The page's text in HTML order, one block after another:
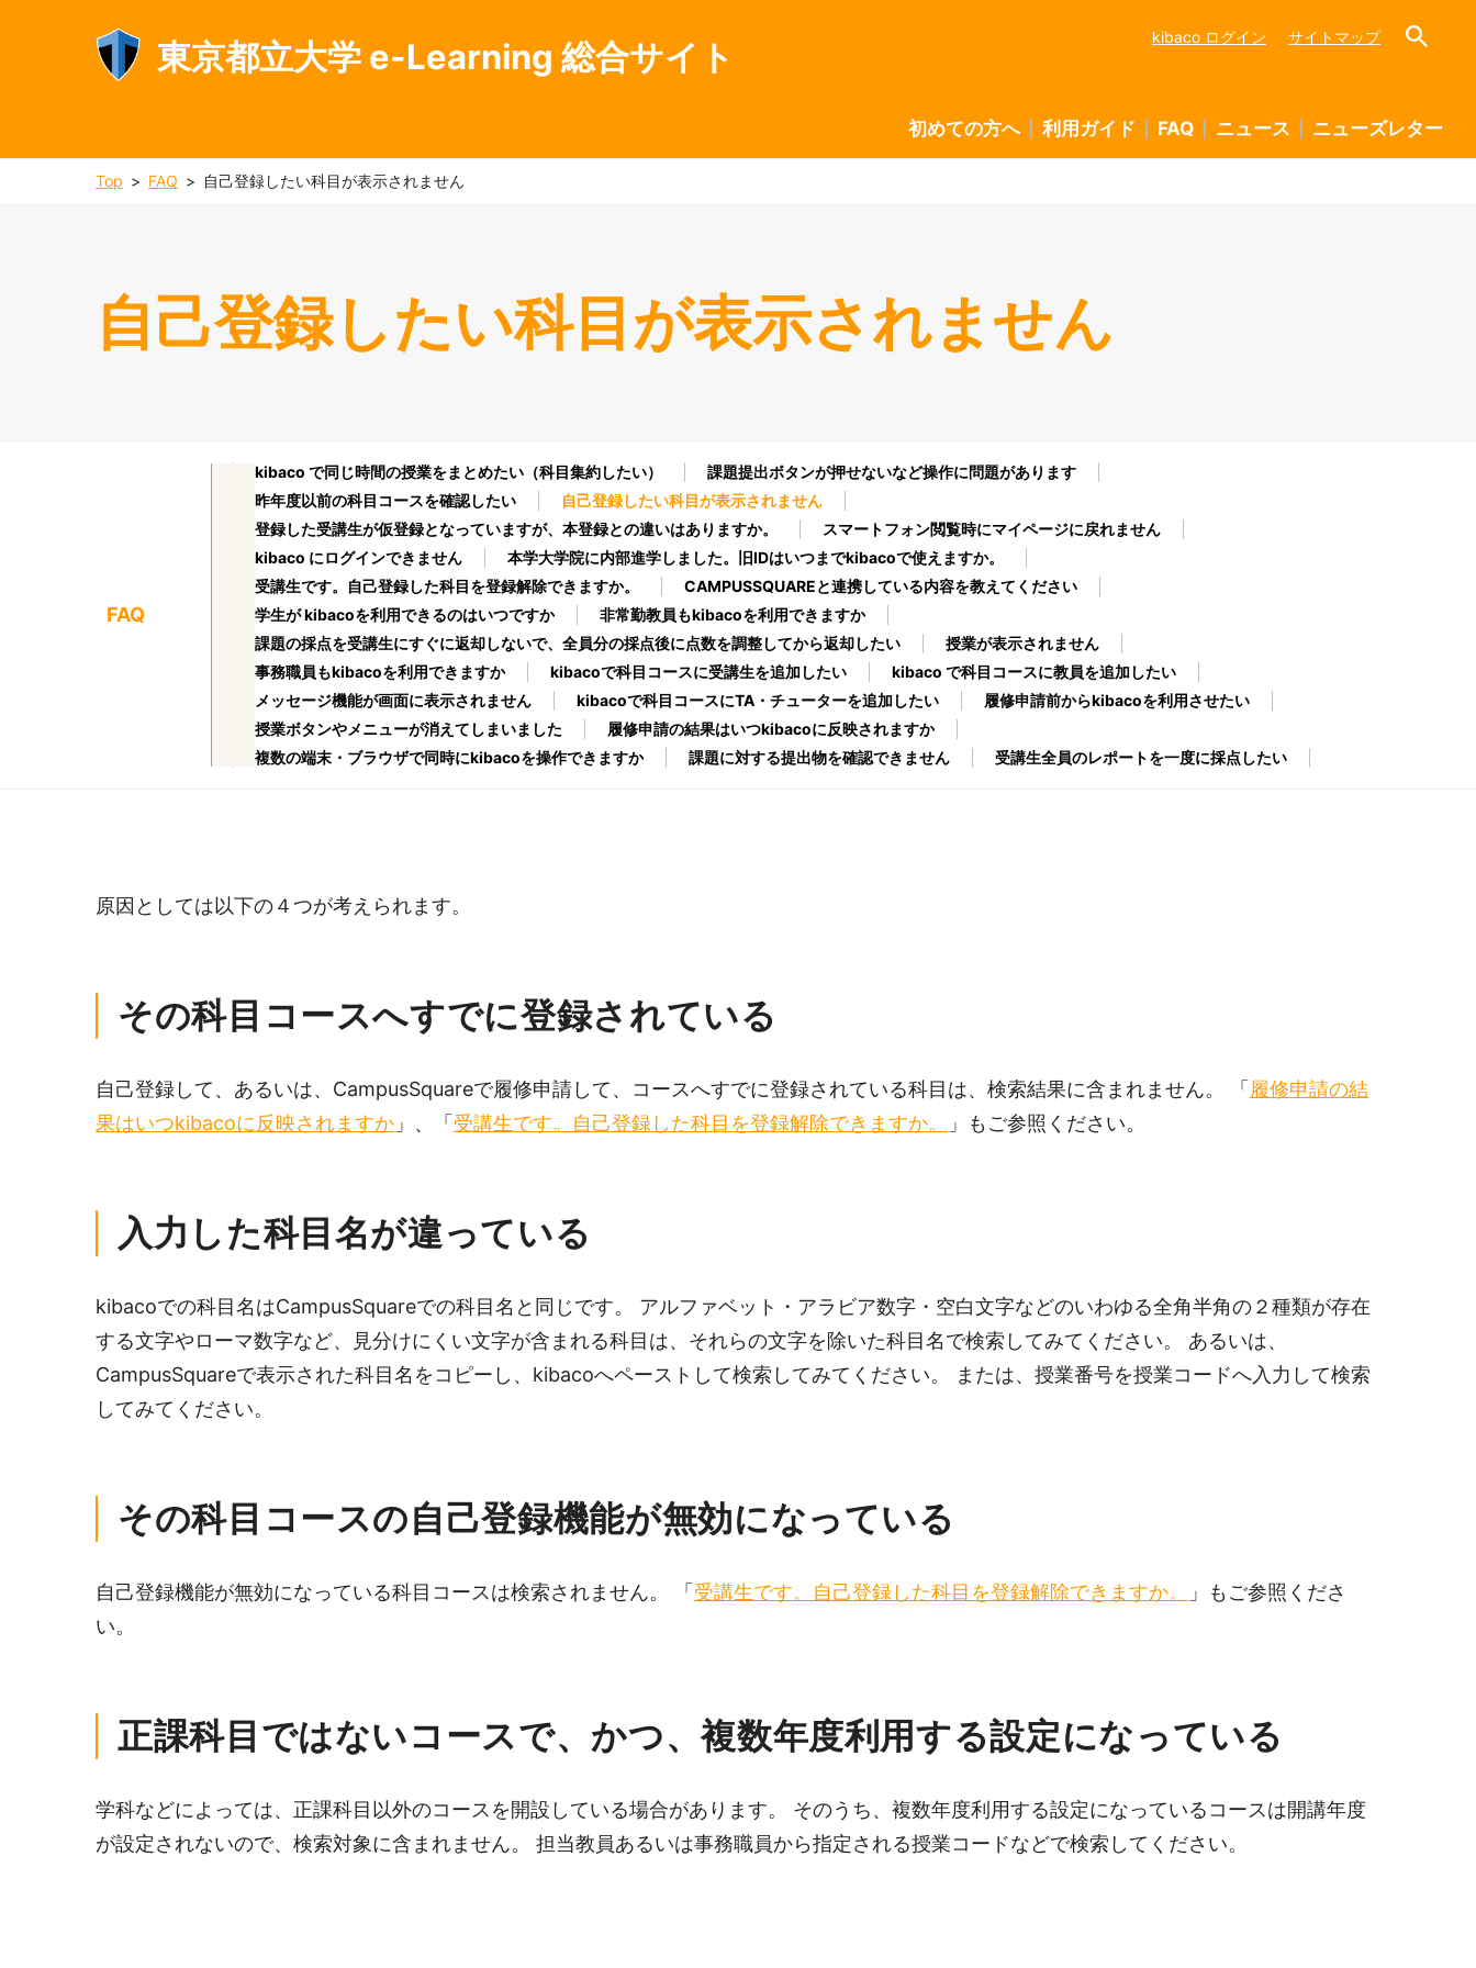
Top FAQ 自己登録したい科目が表示されません
自己登録したい科目が表示されません
FAQ
kibaco で同じ時間の授業をまとめたい（科目集約したい）
課題提出ボタンが押せないなど操作に問題があります
昨年度以前の科目コースを確認したい
自己登録したい科目が表示されません
登録した受講生が仮登録となっていますが、本登録との違いはありますか。
スマートフォン閲覧時にマイページに戻れません
kibaco にログインできません
本学大学院に内部進学しました。旧IDはいつまでkibacoで使えますか。
受講生です。自己登録した科目を登録解除できますか。
CAMPUSSQUAREと連携している内容を教えてください
学生が kibacoを利用できるのはいつですか
非常勤教員もkibacoを利用できますか
課題の採点を受講生にすぐに返却しないで、全員分の採点後に点数を調整してから返却したい
授業が表示されません
事務職員もkibacoを利用できますか
kibacoで科目コースに受講生を追加したい
kibaco で科目コースに教員を追加したい
メッセージ機能が画面に表示されません
kibacoで科目コースにTA・チューターを追加したい
履修申請前からkibacoを利用させたい
授業ボタンやメニューが消えてしまいました
履修申請の結果はいつkibacoに反映されますか
複数の端末・ブラウザで同時にkibacoを操作できますか
課題に対する提出物を確認できません 受講生全員のレポートを一度に採点したい
原因としては以下の４つが考えられます。
その科目コースへすでに登録されている
自己登録して、あるいは、CampusSquareで履修申請して、コースへすでに登録されている科目は、検索結果に含まれません。 「 履修申請の結
果はいつkibacoに反映されますか 」、「 受講生です。自己登録した科目を登録解除できますか。 」もご参照ください。
入力した科目名が違っている
kibacoでの科目名はCampusSquareでの科目名と同じです。 アルファベット・アラビア数字・空白文字などのいわゆる全角半角の２種類が存在
する文字やローマ数字など、見分けにくい文字が含まれる科目は、それらの文字を除いた科目名で検索してみてください。 あるいは、
CampusSquareで表示された科目名をコピーし、kibacoへペーストして検索してみてください。 または、授業番号を授業コードへ入力して検索
してみてください。
その科目コースの自己登録機能が無効になっている
自己登録機能が無効になっている科目コースは検索されません。 「 受講生です。自己登録した科目を登録解除できますか。
」もご参照くださ
い。
正課科目ではないコースで、かつ、複数年度利用する設定になっている
学科などによっては、正課科目以外のコースを開設している場合があります。 そのうち、複数年度利用する設定になっているコースは開講年度
が設定されないので、検索対象に含まれません。 担当教員あるいは事務職員から指定される授業コードなどで検索してください。
kibaco ログイン サイトマップ
初めての方へ 利用ガイド FAQ ニュース ニューズレター
東京都立大学 e-Learning 総合サイト